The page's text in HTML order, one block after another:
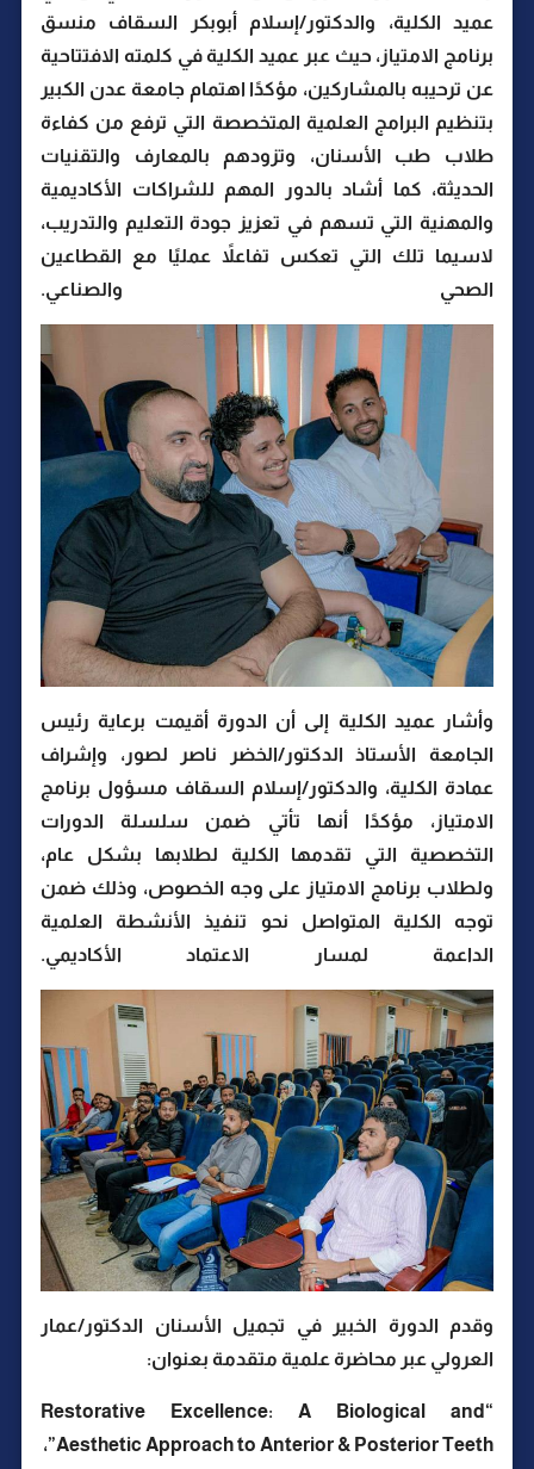
عميد الكلية، والدكتور/إسلام أبوبكر السقاف منسق
برنامج الامتياز، حيث عبر عميد الكلية في كلمته الافتتاحية
عن ترحيبه بالمشاركين، مؤكدًا اهتمام جامعة عدن الكبير
بتنظيم البرامج العلمية المتخصصة التي ترفع من كفاءة
طلاب طب الأسنان، وتزودهم بالمعارف والتقنيات
الحديثة، كما أشاد بالدور المهم للشراكات الأكاديمية
والمهنية التي تسهم في تعزيز جودة التعليم والتدريب،
لاسيما تلك التي تعكس تفاعلاً عمليًا مع القطاعين
الصحي والصناعي.
وأشار عميد الكلية إلى أن الدورة أقيمت برعاية رئيس
الجامعة الأستاذ الدكتور/الخضر ناصر لصور، وإشراف
عمادة الكلية، والدكتور/إسلام السقاف مسؤول برنامج
الامتياز، مؤكدًا أنها تأتي ضمن سلسلة الدورات
التخصصية التي تقدمها الكلية لطلابها بشكل عام،
ولطلاب برنامج الامتياز على وجه الخصوص، وذلك ضمن
توجه الكلية المتواصل نحو تنفيذ الأنشطة العلمية
الداعمة لمسار الاعتماد الأكاديمي.
وقدم الدورة الخبير في تجميل الأسنان الدكتور/عمار
العرولي عبر محاضرة علمية متقدمة بعنوان:
“Restorative Excellence: A Biological and
Aesthetic Approach to Anterior & Posterior Teeth”،